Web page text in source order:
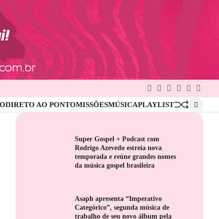
Facebook
Twitter
Google
Plus
Linkedin
Pinterest
DIRETO AO PONTOMISSÕESMÚSICAPLAYLIST
Super Gospel + Podcast com
Rodrigo Azevedo estreia nova
temporada e reúne grandes nomes
da música gospel brasileira
Asaph apresenta “Imperativo
Categórico”, segunda música de
trabalho de seu novo álbum pela